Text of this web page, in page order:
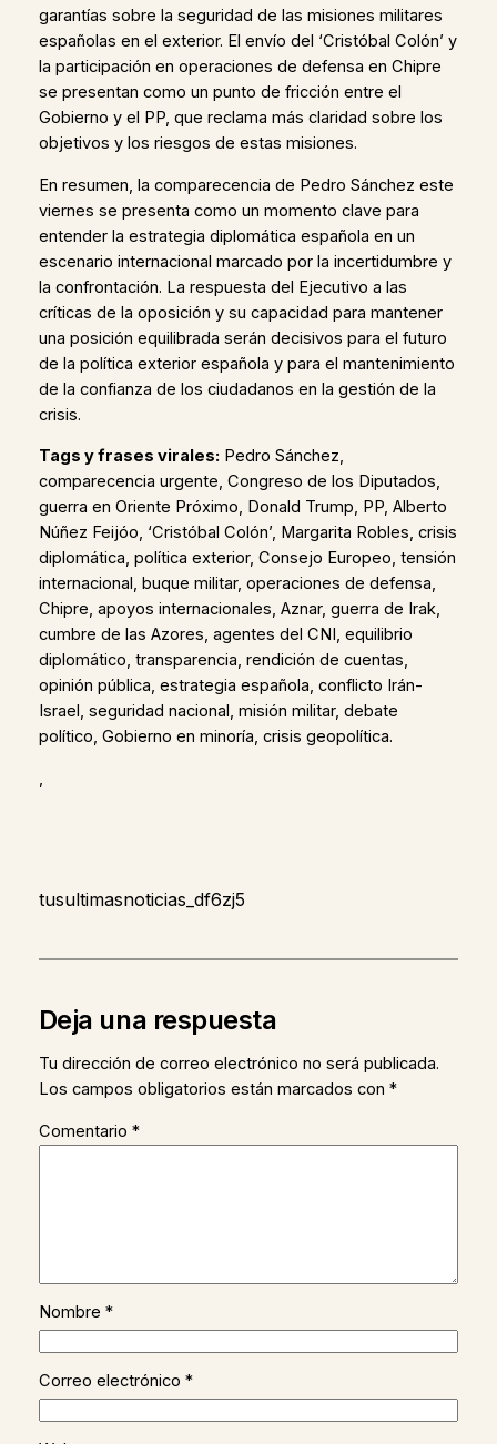
garantías sobre la seguridad de las misiones militares
españolas en el exterior. El envío del ‘Cristóbal Colón’ y
la participación en operaciones de defensa en Chipre
se presentan como un punto de fricción entre el
Gobierno y el PP, que reclama más claridad sobre los
objetivos y los riesgos de estas misiones.
En resumen, la comparecencia de Pedro Sánchez este
viernes se presenta como un momento clave para
entender la estrategia diplomática española en un
escenario internacional marcado por la incertidumbre y
la confrontación. La respuesta del Ejecutivo a las
críticas de la oposición y su capacidad para mantener
una posición equilibrada serán decisivos para el futuro
de la política exterior española y para el mantenimiento
de la confianza de los ciudadanos en la gestión de la
crisis.
Tags y frases virales: Pedro Sánchez,
comparecencia urgente, Congreso de los Diputados,
guerra en Oriente Próximo, Donald Trump, PP, Alberto
Núñez Feijóo, ‘Cristóbal Colón’, Margarita Robles, crisis
diplomática, política exterior, Consejo Europeo, tensión
internacional, buque militar, operaciones de defensa,
Chipre, apoyos internacionales, Aznar, guerra de Irak,
cumbre de las Azores, agentes del CNI, equilibrio
diplomático, transparencia, rendición de cuentas,
opinión pública, estrategia española, conflicto Irán-
Israel, seguridad nacional, misión militar, debate
político, Gobierno en minoría, crisis geopolítica.
,
tusultimasnoticias_df6zj5
Deja una respuesta
Tu dirección de correo electrónico no será publicada.
Los campos obligatorios están marcados con *
Comentario *
Nombre *
Correo electrónico *